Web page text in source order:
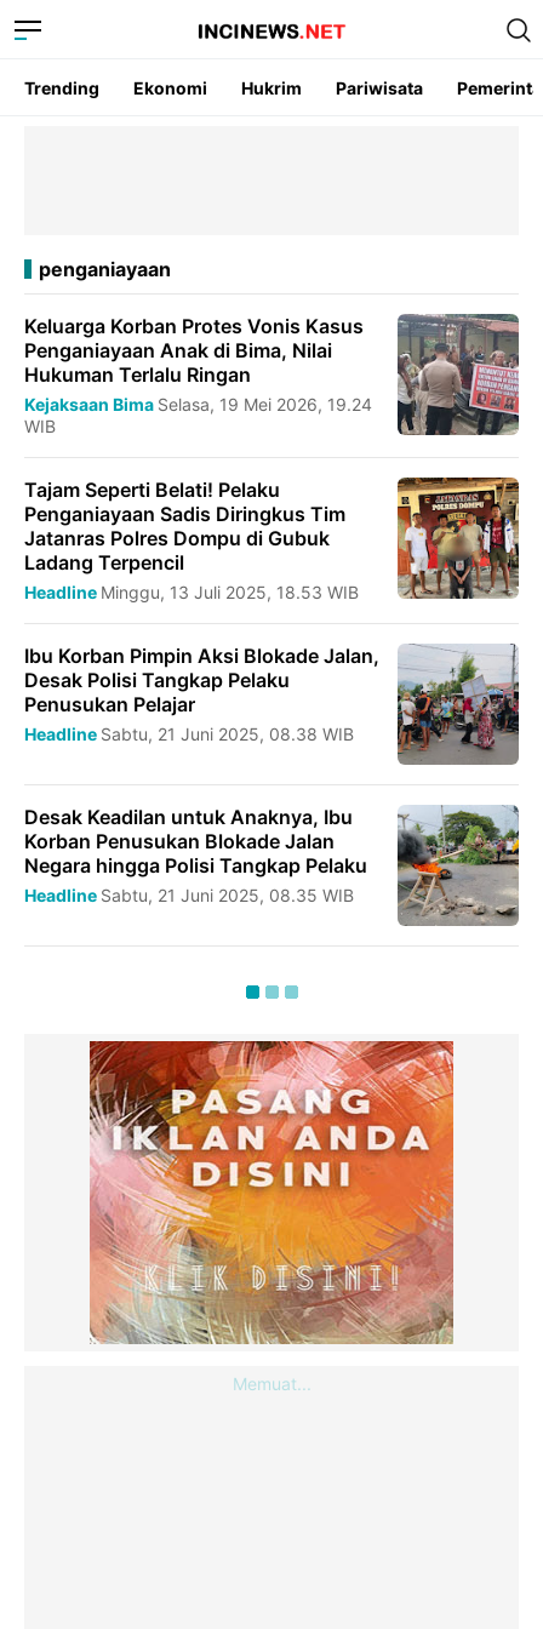
Trending Ekonomi Hukrim Pariwisata
penganiayaan
Keluarga Korban Protes Vonis Kasus
Penganiayaan Anak di Bima, Nilai
Hukuman Terlalu Ringan
Kejaksaan Bima Selasa, 19 Mei 2026, 19.24
WIB
Tajam Seperti Belati! Pelaku
Penganiayaan Sadis Diringkus Tim
Jatanras Polres Dompu di Gubuk
Ladang Terpencil
Headline Minggu, 13 Juli 2025, 18.53 WIB
Ibu Korban Pimpin Aksi Blokade Jalan,
Desak Polisi Tangkap Pelaku
Penusukan Pelajar
Headline Sabtu, 21 Juni 2025, 08.38 WIB
Desak Keadilan untuk Anaknya, Ibu
Korban Penusukan Blokade Jalan
Negara hingga Polisi Tangkap Pelaku
Headline Sabtu, 21 Juni 2025, 08.35 WIB
Memuat...